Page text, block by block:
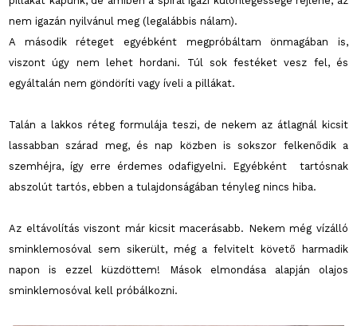
nem igazán nyilvánul meg (legalábbis nálam).
A második réteget egyébként megpróbáltam önmagában is,
viszont úgy nem lehet hordani. Túl sok festéket vesz fel, és
egyáltalán nem göndöríti vagy íveli a pillákat.
Talán a lakkos réteg formulája teszi, de nekem az átlagnál kicsit
lassabban szárad meg, és nap közben is sokszor felkenődik a
szemhéjra, így erre érdemes odafigyelni. Egyébként tartósnak
abszolút tartós, ebben a tulajdonságában tényleg nincs hiba.
Az eltávolítás viszont már kicsit macerásabb. Nekem még vízálló
sminklemosóval sem sikerült, még a felvitelt követő harmadik
napon is ezzel küzdöttem! Mások elmondása alapján olajos
sminklemosóval kell próbálkozni.